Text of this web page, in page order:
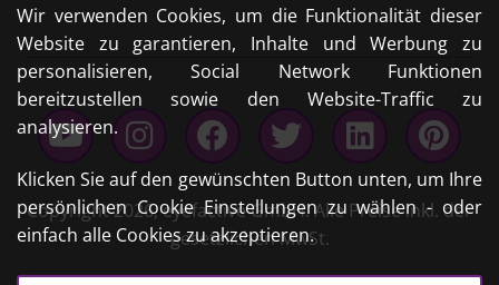
Wir verwenden Cookies, um die Funktionalität dieser
Website zu garantieren, Inhalte und Werbung zu
personalisieren, Social Network Funktionen
bereitzustellen sowie den Website-Traffic zu
analysieren.
Klicken Sie auf den gewünschten Button unten, um Ihre
persönlichen Cookie Einstellungen zu wählen - oder
einfach alle Cookies zu akzeptieren.
Copyright 2026,eyefactive GmbH. Alle Preise inkl. der
gesetzlichen MwSt.